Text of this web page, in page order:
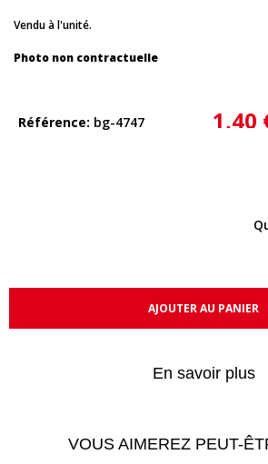
Vendu à l'unité.
Photo non contractuelle
Référence bg-4747 1,40
AJOUTER AU PANIER
En savoir plus
VOUS AIMEREZ PEUT-